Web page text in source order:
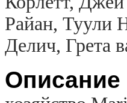
Райан, Туули
Делич, Грета